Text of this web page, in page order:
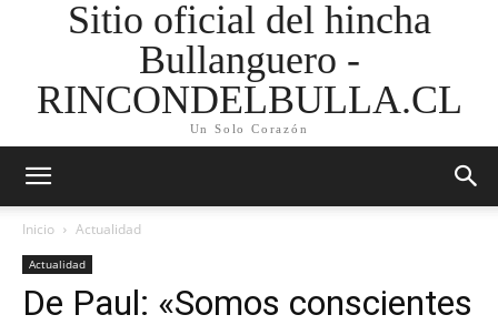
Sitio oficial del hincha
Bullanguero -
RINCONDELBULLA.CL
Un Solo Corazón
Inicio Actualidad
Actualidad
De Paul: «Somos conscientes